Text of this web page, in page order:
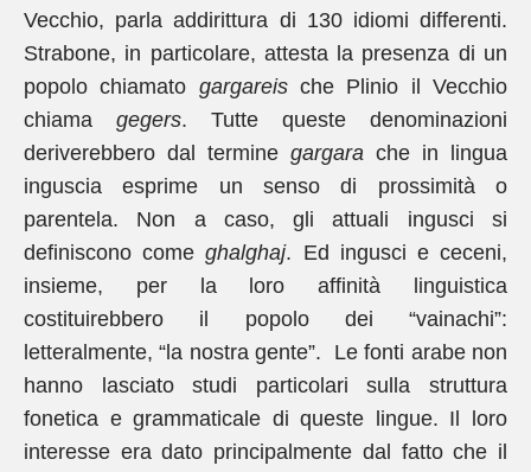
Vecchio, parla addirittura di 130 idiomi differenti.
Strabone, in particolare, attesta la presenza di un
popolo chiamato gargareische Plinio il Vecchio
chiama gegers. Tutte queste denominazioni
deriverebbero dal termine gargara che in lingua
inguscia esprime un senso di prossimità o
parentela. Non a caso, gli attuali ingusci si
definiscono comeghalghaj. Ed ingusci e ceceni,
insieme, per la loro affinità linguistica
costituirebbero il popolo dei “vainachi”:
letteralmente, “la nostra gente”. Le fonti arabe non
hanno lasciato studi particolari sulla struttura
fonetica e grammaticale di queste lingue. Il loro
interesse era dato principalmente dal fatto che il